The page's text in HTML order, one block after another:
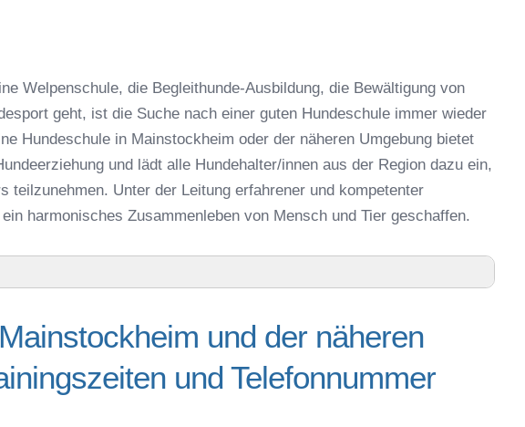
Welpenschule, die Begleithunde-Ausbildung, die Bewältigung von
geht, ist die Suche nach einer guten Hundeschule immer wieder
Hundeschule in Mainstockheim oder der näheren Umgebung bietet
und lädt alle Hundehalter/innen aus der Region dazu ein,
teilzunehmen. Unter der Leitung erfahrener und kompetenter
harmonisches Zusammenleben von Mensch und Tier geschaffen.
und der näheren Umgebung – Trainingszeiten und
aus
Region Kitzingen – Online-Test
und der näheren
und Telefonnummer